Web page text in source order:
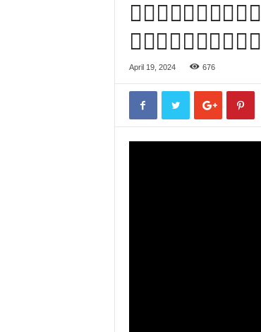
၀့ၢ်တၢ်အဲ
သးလိၣ်ဘၣ်
April 19, 2024 676